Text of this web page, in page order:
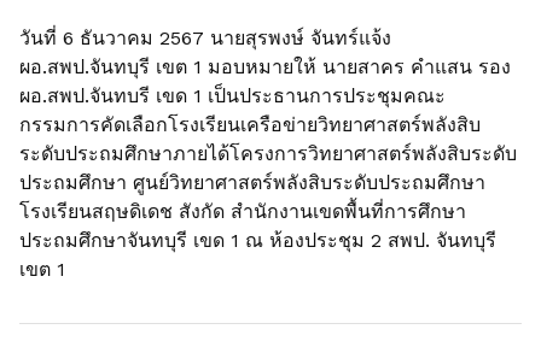
วันที่ 6 ธันวาคม 2567 นายสุรพงษ์ จันทร์แจ้ง
ผอ.สพป.จันทบุรี เขต 1 มอบหมายให้ นายสาคร คำแสน รอง
ผอ.สพป.จันทบรี เขด 1 เป็นประธานการประชุมคณะ
กรรมการคัดเลือกโรงเรียนเครือข่ายวิทยาศาสตร์พลังสิบ
ระดับประถมศึกษาภายได้โครงการวิทยาศาสตร์พลังสิบระดับ
ประถมศึกษา ศูนย์วิทยาศาสตร์พลังสิบระดับประถมศึกษา
โรงเรียนสฤษดิเดช สังกัด สำนักงานเขดพื้นที่การศึกษา
ประถมศึกษาจันทบุรี เขด 1 ณ ห้องประชุม 2 สพป. จันทบุรี
เขต 1